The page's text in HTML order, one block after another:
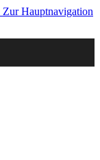
Zur Hauptnavigation